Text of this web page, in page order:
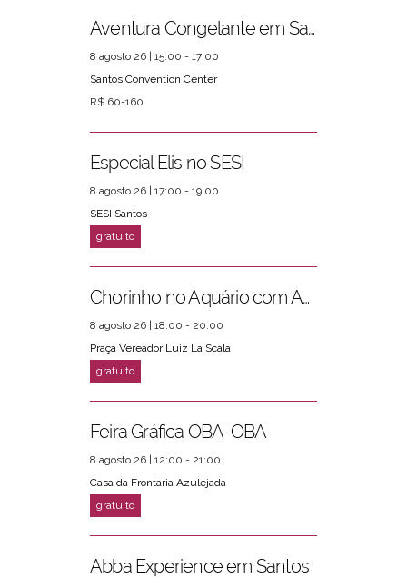
Aventura Congelante em Santos
8 agosto 26 | 15:00 - 17:00
Santos Convention Center
R$ 60-160
Especial Elis no SESI
8 agosto 26 | 17:00 - 19:00
SESI Santos
Chorinho no Aquário com Amigos da Música e Mari Torres
8 agosto 26 | 18:00 - 20:00
Praça Vereador Luiz La Scala
Feira Gráfica OBA-OBA
8 agosto 26 | 12:00 - 21:00
Casa da Frontaria Azulejada
Abba Experience em Santos